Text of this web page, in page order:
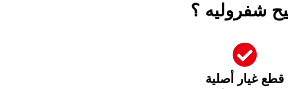
شفروليه ؟
قطع غيار أصلية